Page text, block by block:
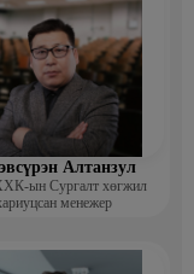
Алтанзул
ын Сургалт хөгжил
менежер